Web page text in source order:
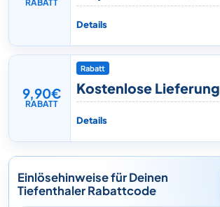
RABATT
Details
9,90€
RABATT
Rabatt
Kostenlose Lieferung
Details
Einlösehinweise für Deinen
Tiefenthaler Rabattcode